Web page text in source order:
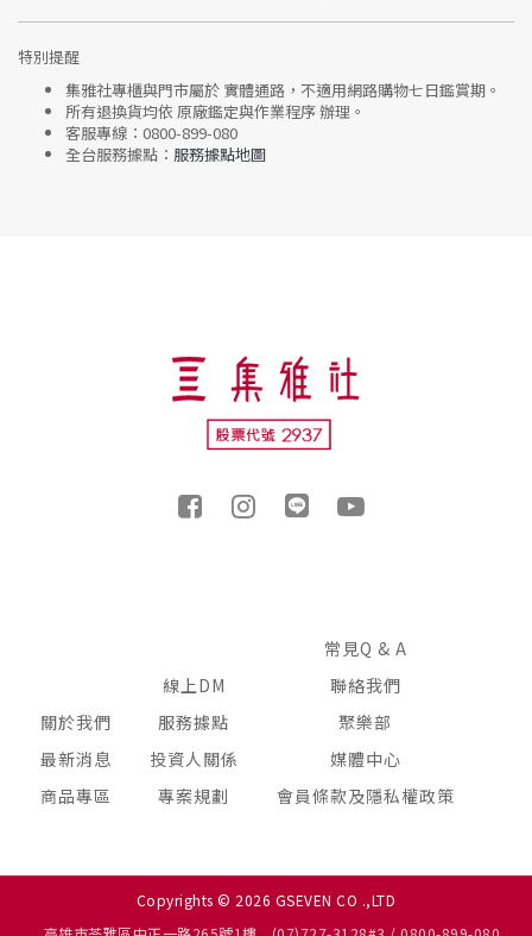
特別提醒
集雅社專櫃與門市屬於 實體通路，不適用網路購物七日鑑賞期 。
所有退換貨均依 原廠鑑定與作業程序辦理。
客服專線： 0800-899-080
全台服務據點： 服務據點地圖
關於我們
最新消息
商品專區
線上DM
服務據點
投資人關係
專案規劃
常見Q & A
聯絡我們
聚樂部
媒體中心
會員條款及隱私權政策
Copyrights © 2026 GSEVEN CO .,LTD